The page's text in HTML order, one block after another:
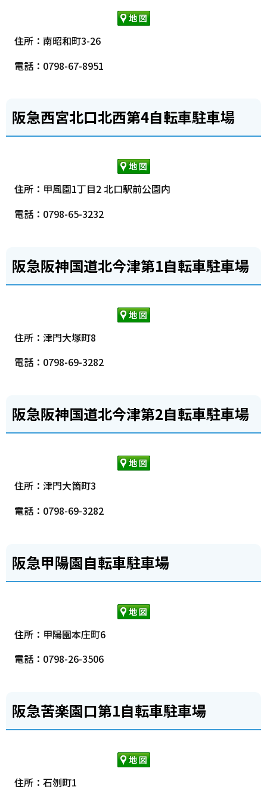
住所：南昭和町3-26
電話：0798-67-8951
阪急西宮北口北西第4自転車駐車場
住所：甲風園1丁目2 北口駅前公園内
電話：0798-65-3232
阪急阪神国道北今津第1自転車駐車場
住所：津門大塚町8
電話：0798-69-3282
阪急阪神国道北今津第2自転車駐車場
住所：津門大箇町3
電話：0798-69-3282
阪急甲陽園自転車駐車場
住所：甲陽園本庄町6
電話：0798-26-3506
阪急苦楽園口第1自転車駐車場
住所：石刎町1